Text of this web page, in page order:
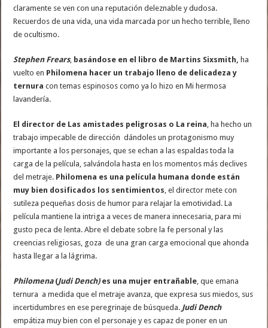
claramente se ven con una reputación deleznable y dudosa.
Recuerdos de una vida, una vida marcada por un hecho terrible, lleno
de ocultismo.
Stephen Frears, basándose en el libro de Martins Sixsmith, ha
vuelto en Philomena hacer un trabajo lleno de delicadeza y
ternura con temas espinosos como ya lo hizo en Mi hermosa
lavandería.
El director de Las amistades peligrosas o La reina , ha hecho un
trabajo impecable de dirección dándoles un protagonismo muy
importante a los personajes, que se echan a las espaldas toda la
carga de la película, salvándola hasta en los momentos más declives
del metraje. Philomena es una película humana donde están
muy bien dosificados los sentimientos , el director mete con
sutileza pequeñas dosis de humor para relajar la emotividad. La
película mantiene la intriga a veces de manera innecesaria, para mi
gusto peca de lenta. Abre el debate sobre la fe personal y las
creencias religiosas, goza de una gran carga emocional que ahonda
hasta llegar a la lágrima.
Philomena(Judi Dench)es una mujer entrañable , que emana
ternura a medida que el metraje avanza, que expresa sus miedos, sus
incertidumbres en ese peregrinaje de búsqueda. Judi Dench
empátiza muy bien con el personaje y es capaz de poner en un